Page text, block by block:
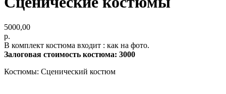
5000,00
р.
В комплект костюма входит : как на фото.
Залоговая стоимость костюма: 3000
Костюмы: Сценический костюм